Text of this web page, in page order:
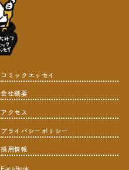
コミックエッセイ
会社概要
アクセス
プライバシーポリシー
採用情報
FaceBook